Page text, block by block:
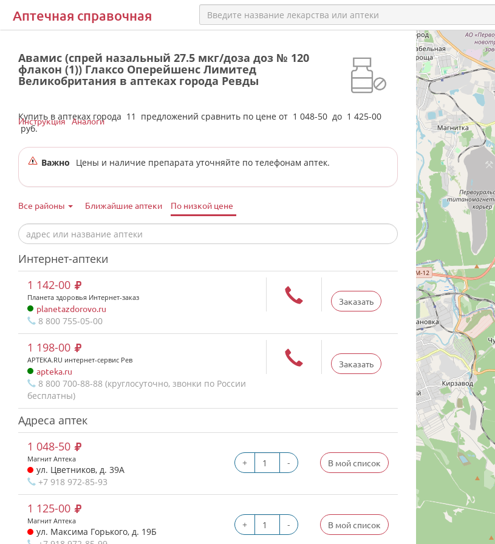
Аптечная справочная
Авамис (спрей назальный 27.5 мкг/доза доз № 120
флакон (1)) Глаксо Оперейшенс Лимитед
Великобритания в аптеках города Ревды
Купить в аптеках города 11 предложений сравнить по цене от 1 048-50 до 1 425-00
руб.
Инструкция Аналоги
Важно Цены и наличие препарата уточняйте по телефонам аптек.
Все районы Ближайшие аптеки По низкой цене
Интернет-аптеки
Заказать
1 142-00
Планета здоровья Интернет-заказ
planetazdorovo.ru
8 800 755-05-00
Заказать
1 198-00
APTEKA.RU интернет-сервис Рев
apteka.ru
8 800 700-88-88 (круглосуточно, звонки по России
бесплатны)
Адреса аптек
+ - В мой список
1 048-50
Магнит Аптека
ул. Цветников, д. 39А
+7 918 972-85-93
+ - В мой список
1 125-00
Магнит Аптека
ул. Максима Горького, д. 19Б